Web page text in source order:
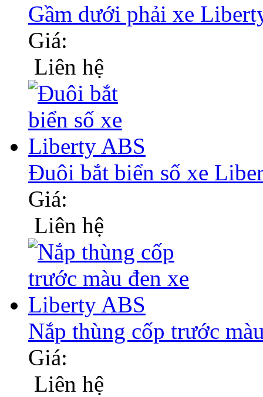
Gầm dưới phải xe
Giá:
Liên hệ
Đuôi bắt biển số xe
Giá:
Liên hệ
Nắp thùng cốp trước
Giá:
Liên hệ